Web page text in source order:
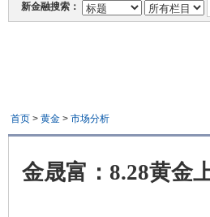
新金融搜索：
首页> 黄金> 市场分析
金晟富：8.28黄金